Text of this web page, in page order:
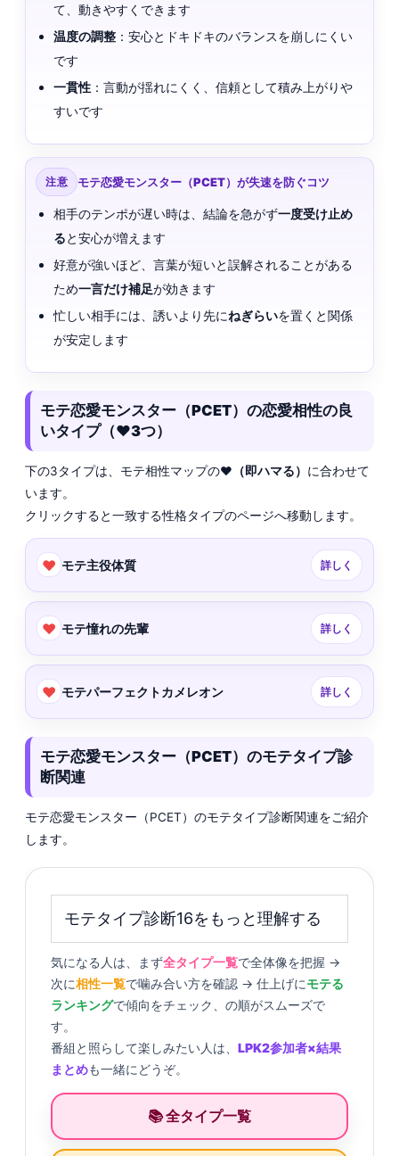
て、動きやすくできます
温度の調整：安心とドキドキのバランスを崩しにくい
です
一貫性：言動が揺れにくく、信頼として積み上がりや
すいです
注意 モテ恋愛モンスター（PCET）が失速を防ぐコツ
相手のテンポが遅い時は、結論を急がず一度受け止め
ると安心が増えます
好意が強いほど、言葉が短いと誤解されることがある
ため一言だけ補足が効きます
忙しい相手には、誘いより先にねぎらいを置くと関係
が安定します
モテ恋愛モンスター（PCET）の恋愛相性の良
いタイプ（❤️3つ）
下の3タイプは、モテ相性マップの❤️（即ハマる） に合わせて
います。
クリックすると一致する性格タイプのページへ移動します。
❤️ モテ主役体質 詳しく
❤️ モテ憧れの先輩 詳しく
❤️ モテパーフェクトカメレオン 詳しく
モテ恋愛モンスター（PCET）のモテタイプ診
断関連
モテ恋愛モンスター（PCET）のモテタイプ診断関連をご紹介
します。
モテタイプ診断16をもっと理解する
気になる人は、まず全タイプ一覧で全体像を把握 →
次に相性一覧で噛み合い方を確認 → 仕上げにモテる
ランキングで傾向をチェック、の順がスムーズで
す。
番組と照らして楽しみたい人は、 LPK2参加者×結果
まとめも一緒にどうぞ。
📚 全タイプ一覧